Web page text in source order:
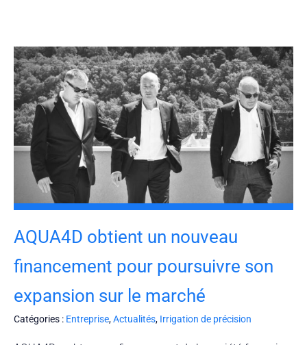
AQUA4D obtient un nouveau
financement pour poursuivre son
expansion sur le marché
Catégories : Entreprise,Actualités, Irrigation de précision